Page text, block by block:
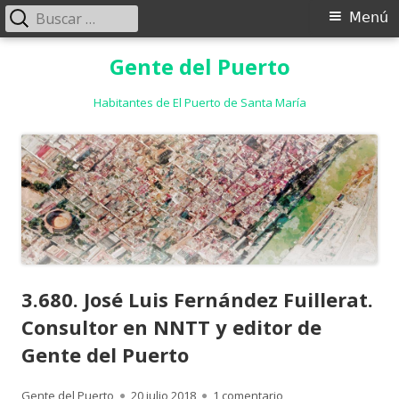
Gente del Puerto
Habitantes de El Puerto de Santa María
Menú
Menú
Buscar:
3.680. José Luis Fernández Fuillerat.
Consultor en NNTT y editor de
Gente del Puerto
Autor
Gente del Puerto Publicado
20 julio 2018 1 comentario